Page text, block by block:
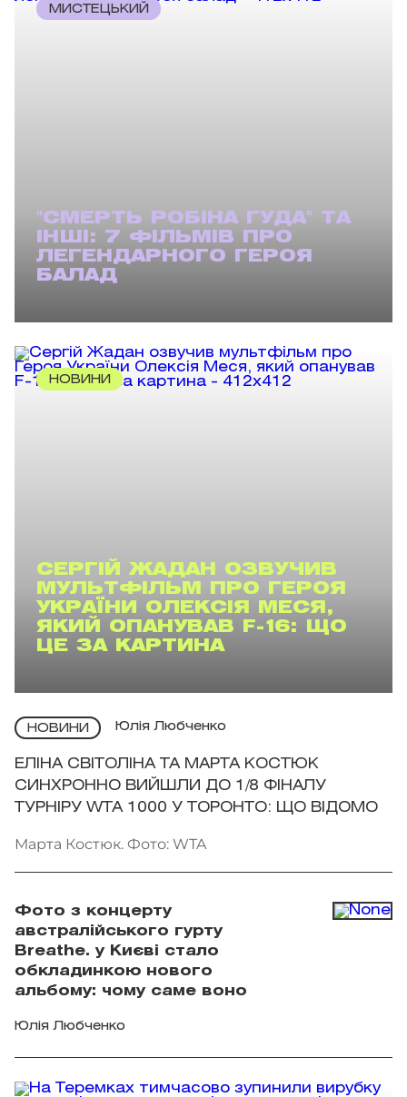
МИСТЕЦЬКИЙ
"СМЕРТЬ РОБІНА ГУДА" ТА
ІНШІ: 7 ФІЛЬМІВ ПРО
ЛЕГЕНДАРНОГО ГЕРОЯ
БАЛАД
НОВИНИ
СЕРГІЙ ЖАДАН ОЗВУЧИВ
МУЛЬТФІЛЬМ ПРО ГЕРОЯ
УКРАЇНИ ОЛЕКСІЯ МЕСЯ,
ЯКИЙ ОПАНУВАВ F-16: ЩО
ЦЕ ЗА КАРТИНА
НОВИНИ Юлія Любченко
ЕЛІНА СВІТОЛІНА ТА МАРТА КОСТЮК
СИНХРОННО ВИЙШЛИ ДО 1/8 ФІНАЛУ
ТУРНІРУ WTA 1000 У ТОРОНТО: ЩО ВІДОМО
Марта Костюк. Фото: WTA
Фото з концерту
австралійського гурту
Breathe. у Києві стало
обкладинкою нового
альбому: чому саме воно
Юлія Любченко